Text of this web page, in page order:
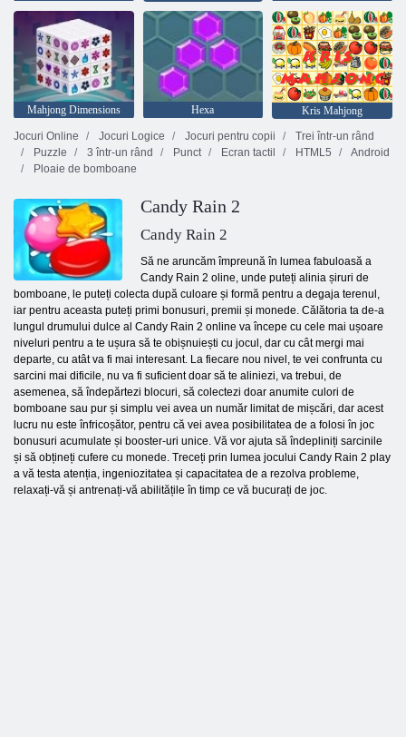
Mahjong Dimensions Hexa
Kris Mahjong
Jocuri Online
Jocuri Logice Jocuri pentru copii
Trei într-un rând
Puzzle
3 într-un rând Punct Ecran tactil HTML5
Android
Ploaie de bomboane
Candy Rain 2
Candy Rain 2
Să ne aruncăm împreună în lumea fabuloasă a
Candy Rain 2 oline, unde puteți alinia șiruri de
bomboane, le puteți colecta după culoare și formă pentru a degaja terenul,
iar pentru aceasta puteți primi bonusuri, premii și monede. Călătoria ta de-a
lungul drumului dulce al Candy Rain 2 online va începe cu cele mai ușoare
niveluri pentru a te ușura să te obișnuiești cu jocul, dar cu cât mergi mai
departe, cu atât va fi mai interesant. La fiecare nou nivel, te vei confrunta cu
sarcini mai dificile, nu va fi suficient doar să te aliniezi, va trebui, de
asemenea, să îndepărtezi blocuri, să colectezi doar anumite culori de
bomboane sau pur și simplu vei avea un număr limitat de mișcări, dar acest
lucru nu este înfricoșător, pentru că vei avea posibilitatea de a folosi în joc
bonusuri acumulate și booster-uri unice. Vă vor ajuta să îndepliniți sarcinile
și să obțineți cufere cu monede. Treceți prin lumea jocului Candy Rain 2 play
a vă testa atenția, ingeniozitatea și capacitatea de a rezolva probleme,
relaxați-vă și antrenați-vă abilitățile în timp ce vă bucurați de joc.